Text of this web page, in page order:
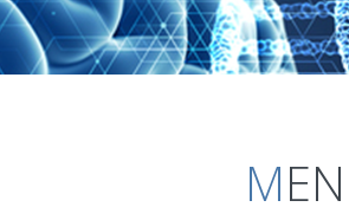
M